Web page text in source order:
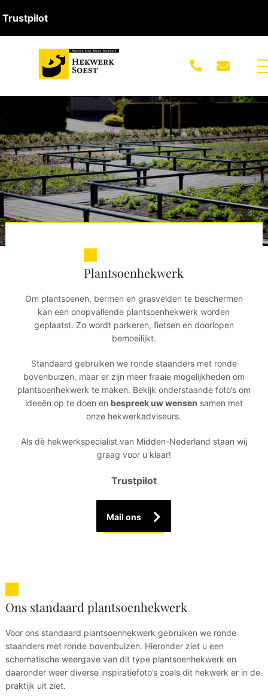
Trustpilot
Plantsoenhekwerk
Om plantsoenen, bermen en grasvelden te beschermen
kan een onopvallende plantsoenhekwerk worden
geplaatst. Zo wordt parkeren, fietsen en doorlopen
bemoeilijkt.
Standaard gebruiken we ronde staanders met ronde
bovenbuizen, maar er zijn meer fraaie mogelijkheden om
plantsoenhekwerk te maken. Bekijk onderstaande foto’s om
ideeën op te doen en bespreek uw wensen samen met
onze hekwerkadviseurs.
Als dè hekwerkspecialist van Midden-Nederland staan wij
graag voor u klaar!
Trustpilot
Mail ons
Ons standaard plantsoenhekwerk
Voor ons standaard plantsoenhekwerk gebruiken we ronde
staanders met ronde bovenbuizen. Hieronder ziet u een
schematische weergave van dit type plantsoenhekwerk en
daaronder weer diverse inspiratiefoto’s zoals dit hekwerk er in de
praktijk uit ziet.